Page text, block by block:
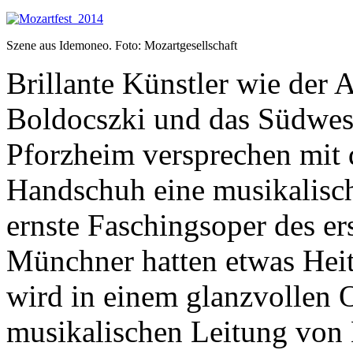
Szene aus Idemoneo. Foto: Mozartgesellschaft
Brillante Künstler wie der
Boldocszki und das
Pforzheim versprechen
Handschuh eine
ernste Faschingsoper des
Münchner hatten etwas
wird in einem glanzvollen
musikalischen Leitung